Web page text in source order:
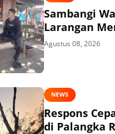
Sambangi
Larangan
Agustus 08, 2026
NEWS
Respons
di Palangka